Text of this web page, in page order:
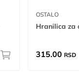
OSTALO
315.00 RSD